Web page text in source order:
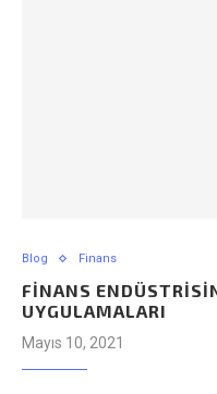
Blog Finans
FINANS
UYGULAMALARI
Mayıs 10, 2021